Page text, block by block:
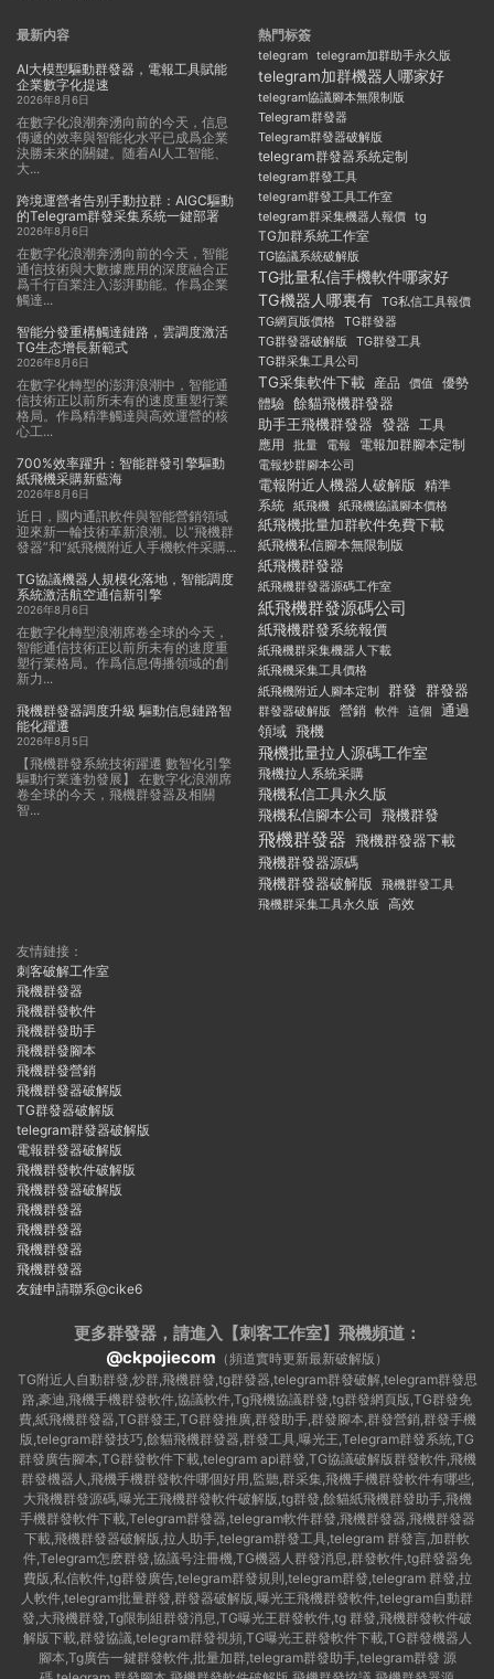
最新内容
AI大模型驅動群發器，電報工具賦能
企業數字化提速
2026年8月6日
在數字化浪潮奔湧向前的今天，信息
傳遞的效率與智能化水平已成爲企業
決勝未來的關鍵。随着AI人工智能、
大...
跨境運營者告别手動拉群：AIGC驅動
的Telegram群發采集系統一鍵部署
2026年8月6日
在數字化浪潮奔湧向前的今天，智能
通信技術與大數據應用的深度融合正
爲千行百業注入澎湃動能。作爲企業
觸達...
智能分發重構觸達鏈路，雲調度激活
TG生态增長新範式
2026年8月6日
在數字化轉型的澎湃浪潮中，智能通
信技術正以前所未有的速度重塑行業
格局。作爲精準觸達與高效運營的核
心工...
700%效率躍升：智能群發引擎驅動
紙飛機采購新藍海
2026年8月6日
近日，國内通訊軟件與智能營銷領域
迎來新一輪技術革新浪潮。以“飛機群
發器”和“紙飛機附近人手機軟件采購...
TG協議機器人規模化落地，智能調度
系統激活航空通信新引擎
2026年8月6日
在數字化轉型浪潮席卷全球的今天，
智能通信技術正以前所未有的速度重
塑行業格局。作爲信息傳播領域的創
新力...
飛機群發器調度升級 驅動信息鏈路智
能化躍遷
2026年8月5日
【飛機群發系統技術躍遷 數智化引擎
驅動行業蓬勃發展】 在數字化浪潮席
卷全球的今天，飛機群發器及相關
智...
熱門标簽
telegram telegram加群助手永久版
telegram加群機器人哪家好
telegram協議腳本無限制版
Telegram群發器
Telegram群發器破解版
telegram群發器系統定制
telegram群發工具
telegram群發工具工作室
telegram群采集機器人報價 tg
TG加群系統工作室
TG協議系統破解版
TG批量私信手機軟件哪家好
TG機器人哪裏有
TG私信工具報價
TG網頁版價格
TG群發器
TG群發器破解版
TG群發工具
TG群采集工具公司
TG采集軟件下載 産品 價值 優勢
體驗 餘貓飛機群發器
助手王飛機群發器 發器 工具
應用
批量 電報 電報加群腳本定制
電報炒群腳本公司
電報附近人機器人破解版 精準
系統 紙飛機 紙飛機協議腳本價格
紙飛機批量加群軟件免費下載
紙飛機私信腳本無限制版
紙飛機群發器
紙飛機群發器源碼工作室
紙飛機群發源碼公司
紙飛機群發系統報價
紙飛機群采集機器人下載
紙飛機采集工具價格
紙飛機附近人腳本定制
群發 群發器
群發器破解版 營銷 軟件 這個
通過
領域 飛機
飛機批量拉人源碼工作室
飛機拉人系統采購
飛機私信工具永久版
飛機私信腳本公司
飛機群發
飛機群發器 飛機群發器下載
飛機群發器源碼
飛機群發器破解版
飛機群發工具
飛機群采集工具永久版
高效
友情鏈接：
刺客破解工作室
飛機群發器
飛機群發軟件
飛機群發助手
飛機群發腳本
飛機群發營銷
飛機群發器破解版
TG群發器破解版
telegram群發器破解版
電報群發器破解版
飛機群發軟件破解版
飛機群發器破解版
飛機群發器
飛機群發器
飛機群發器
飛機群發器
友鏈申請聯系@cike6
更多群發器，請進入【刺客工作室】 飛機頻道：
@ckpojiecom （頻道實時更新最新破解版）
TG附近人自動群發,炒群,飛機群發,tg群發器,telegram群發破解,telegram群發思
路,豪迪,飛機手機群發軟件,協議軟件,Tg飛機協議群發,tg群發網頁版,TG群發免
費,紙飛機群發器,TG群發王,TG群發推廣,群發助手,群發腳本,群發營銷,群發手機
版,telegram群發技巧,餘貓飛機群發器,群發工具,曝光王,Telegram群發系統,TG
群發廣告腳本,TG群發軟件下載,telegram api群發,TG協議破解版群發軟件,飛機
群發機器人,飛機手機群發軟件哪個好用,監聽,群采集,飛機手機群發軟件有哪些,
大飛機群發源碼,曝光王飛機群發軟件破解版,tg群發,餘貓紙飛機群發助手,飛機
手機群發軟件下載,Telegram群發器,telegram軟件群發,飛機群發器,飛機群發器
下載,飛機群發器破解版,拉人助手,telegram群發工具,telegram 群發言,加群軟
件,Telegram怎麽群發,協議号注冊機,TG機器人群發消息,群發軟件,tg群發器免
費版,私信軟件,tg群發廣告,telegram群發規則,telegram群發,telegram 群發,拉
人軟件,telegram批量群發,群發器破解版,曝光王飛機群發軟件,telegram自動群
發,大飛機群發,Tg限制組群發消息,TG曝光王群發軟件,tg 群發,飛機群發軟件破
解版下載,群發協議,telegram群發視頻,TG曝光王群發軟件下載,TG群發機器人
腳本,Tg廣告一鍵群發軟件,批量加群,telegram群發助手,telegram群發 源